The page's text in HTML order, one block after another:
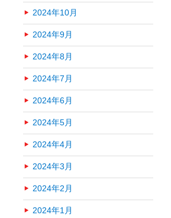
2024年10月
2024年9月
2024年8月
2024年7月
2024年6月
2024年5月
2024年4月
2024年3月
2024年2月
2024年1月